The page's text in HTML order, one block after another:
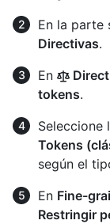
En la parte
Directivas.
En
tokens.
Seleccione
Tokens
según el
En Fine-
Restringir